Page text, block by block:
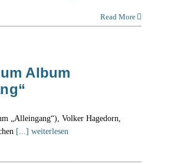
Read More
Album
„Alleingang“), Volker Hagedorn,
[...] weiterlesen